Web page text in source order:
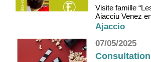
Visite famille
Aiacciu Venez
Ajaccio
07/05/2025